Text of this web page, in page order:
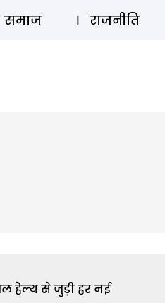
लॉग इन ⚲
समाज राजनीति
हेल्थ से जुड़ी हर नई